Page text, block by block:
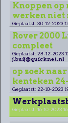
Knoppen
werken niet
Geplaatst: 30-12-2023
Rover 2000
compleet
Geplaatst: 28-12-2023
j.buij@quicknet.nl
op zoek
kenteken
Geplaatst: 22-10-2023
Geplaatst: 16-10-2023